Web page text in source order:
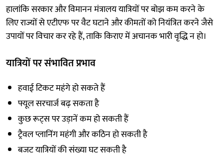
हालांकि सरकार और विमानन मंत्रालय यात्रियों पर बोझ कम करने के
लिए राज्यों से एटीएफ पर वैट घटाने और कीमतों को नियंत्रित करने जैसे
उपायों पर विचार कर रहे हैं, ताकि किराए में अचानक भारी वृद्धि न हो।
यात्रियों पर संभावित प्रभाव
हवाई टिकट महंगे हो सकते हैं
फ्यूल सरचार्ज बढ़ सकता है
कुछ रूट्स पर उड़ानें कम हो सकती हैं
ट्रैवल प्लानिंग महंगी और कठिन हो सकती है
बजट यात्रियों की संख्या घट सकती है